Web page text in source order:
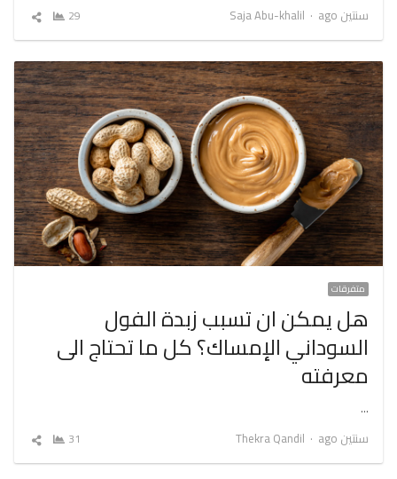
سنتين ago
Author
Saja Abu-khalil
29
شارك
متفرقات
هل يمكن ان تسبب زبدة الفول
السوداني الإمساك؟ كل ما تحتاج الى
معرفته
…
سنتين ago
Author
Thekra Qandil
31
شارك